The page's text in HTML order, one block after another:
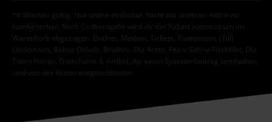
*4 Wochen gültig. Nur online einlösbar. Nicht mit anderen Aktionen
kombinierbar. Nach Codeeingabe wird dir der Rabatt automatisch im
Warenkorb abgezogen. Bücher, Medien, Tickets, Rammstein, (Till)
Lindemann, Böhse Onkelz, Broilers, Die Ärzte, Feine Sahne Fischfilet, Die
Toten Hosen, Gutscheine & Artikel, die einen Spendenbeitrag beinhalten,
sind von der Aktion ausgeschlossen.